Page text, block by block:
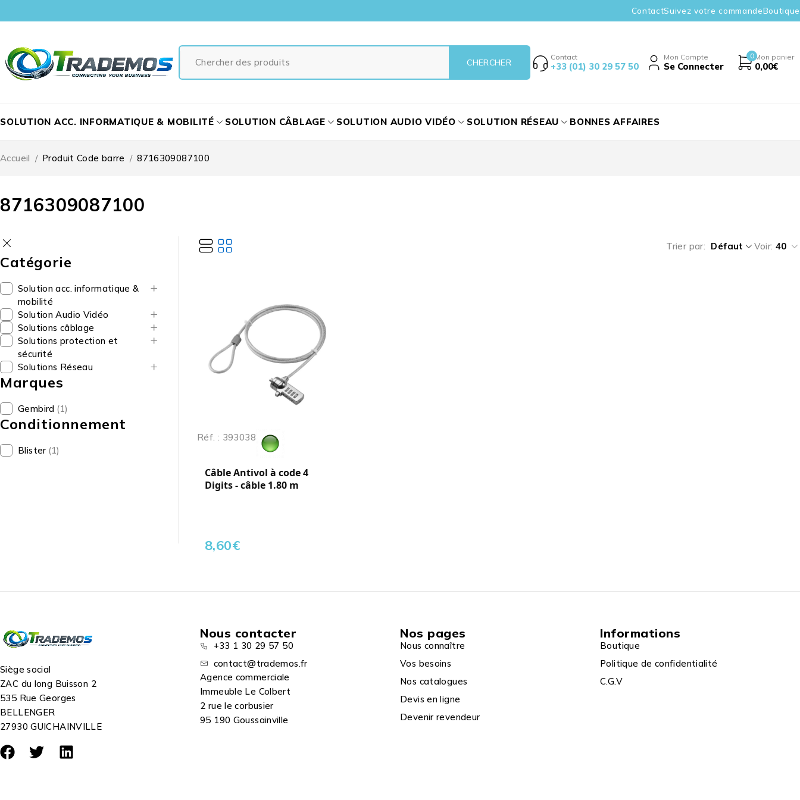
ContactSuivez votre commandeBoutique
Contact
+33 (01) 30 29 57 50
Mon Compte
Se Connecter
0 Mon panier
0,00€
SOLUTION ACC. INFORMATIQUE & MOBILITÉ SOLUTION CÂBLAGE SOLUTION AUDIO VIDÉO SOLUTION RÉSEAU BONNES AFFAIRES
8716309087100
Accueil / Produit Code barre / 8716309087100
Catégorie
Solution acc. informatique &
mobilité
Solution Audio Vidéo
Solutions câblage
Solutions protection et
sécurité
Solutions Réseau
Marques
Gembird (1)
Conditionnement
Blister (1)
Trier par Défaut Voir: 40
Réf. : 393038
Câble Antivol à code 4
Digits - câble 1.80 m
8,60€
Siège social
ZAC du long Buisson 2
535 Rue Georges
BELLENGER
27930 GUICHAINVILLE
Nous contacter
+33 1 30 29 57 50
contact@trademos.fr
Agence commerciale
Immeuble Le Colbert
2 rue le corbusier
95 190 Goussainville
Nos pages
Nous connaître
Vos besoins
Nos catalogues
Devis en ligne
Devenir revendeur
Informations
Boutique
Politique de confidentialité
C.G.V